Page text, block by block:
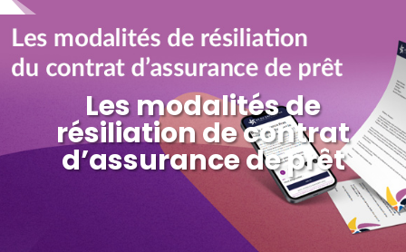
Les modalités de
résiliation de contrat
d’assurance de prêt